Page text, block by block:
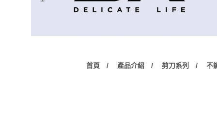
首頁 產品介紹 剪刀系列 不